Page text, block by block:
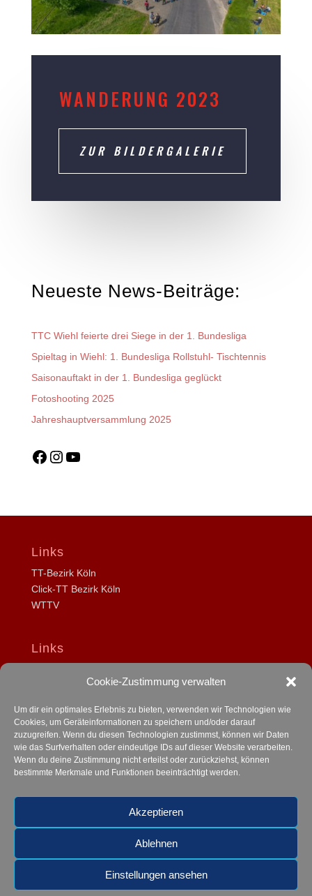
Cookie-Zustimmung verwalten
Um dir ein optimales Erlebnis zu bieten, verwenden wir Technologien wie
Cookies, um Geräteinformationen zu speichern und/oder darauf
zuzugreifen. Wenn du diesen Technologien zustimmst, können wir Daten
wie das Surfverhalten oder eindeutige IDs auf dieser Website verarbeiten.
Wenn du deine Zustimmung nicht erteilst oder zurückziehst, können
bestimmte Merkmale und Funktionen beeinträchtigt werden.
Akzeptieren
Ablehnen
Einstellungen ansehen
WANDERUNG 2023
ZUR BILDERGALERIE
Neueste News-Beiträge:
TTC Wiehl feierte drei Siege in der 1. Bundesliga
Spieltag in Wiehl: 1. Bundesliga Rollstuhl- Tischtennis
Saisonauftakt in der 1. Bundesliga geglückt
Fotoshooting 2025
Jahreshauptversammlung 2025
Facebook
Instagram
Links
TT-Bezirk Köln
Click-TT Bezirk Köln
WTTV
Links
myTischtennis
Datenschutz
Impressum
cookie-richtlinie-eu